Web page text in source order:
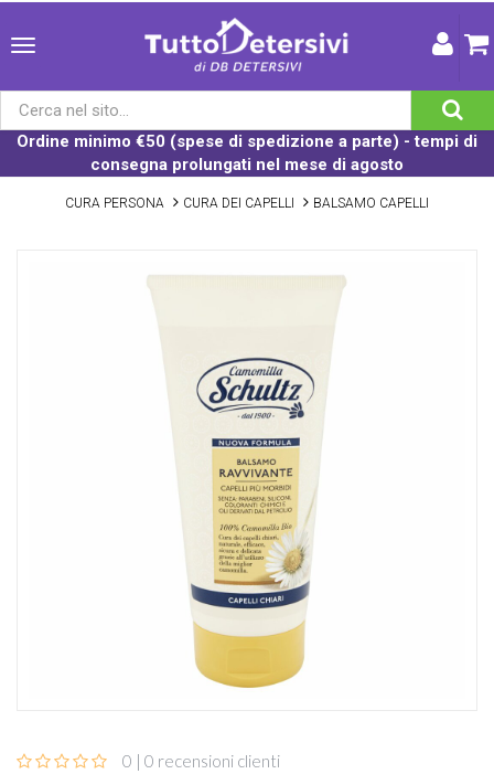
Ordine minimo €50 (spese di spedizione a parte) - tempi di
consegna prolungati nel mese di agosto
CURA PERSONA CURA DEI CAPELLI BALSAMO CAPELLI
0 | 0 recensioni clienti